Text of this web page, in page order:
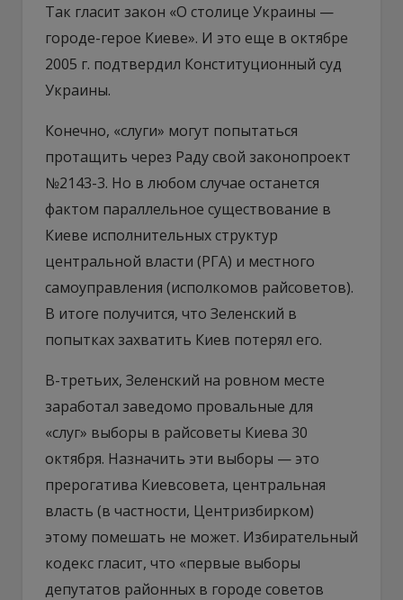
Так гласит закон «О столице Украины —
городе-герое Киеве». И это еще в октябре
2005 г. подтвердил Конституционный суд
Украины.
Конечно, «слуги» могут попытаться
протащить через Раду свой законопроект
№2143-3. Но в любом случае останется
фактом параллельное существование в
Киеве исполнительных структур
центральной власти (РГА) и местного
самоуправления (исполкомов райсоветов).
В итоге получится, что Зеленский в
попытках захватить Киев потерял его.
В-третьих, Зеленский на ровном месте
заработал заведомо провальные для
«слуг» выборы в райсоветы Киева 30
октября. Назначить эти выборы — это
прерогатива Киевсовета, центральная
власть (в частности, Центризбирком)
этому помешать не может. Избирательный
кодекс гласит, что «первые выборы
депутатов районных в городе советов